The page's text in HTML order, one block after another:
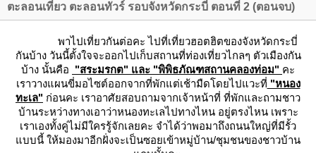
ตะลอนเที่ยว ตะลอนทัวร์ รอบจังหวัดกระบี่ ตอนที่ 2 (ตอนจบ)
พาไปเที่ยวกันต่อคะ ไปที่เที่ยวฮอตฮิตของจังหวัดกระบี่
กันบ้าง วันนี้ตั้งใจจะออกไปเก็บสถานที่ท่องเที่ยวไกลๆ ตัวเมืองกัน
บ้าง นั้นคือ "สระมรกต" และ "พิพิธภัณฑสถานคลองท่อม" คะ
เราวางแผนขี่มอไซต์ออกจากที่พักแต่เช้ามืดโดยไปแวะที่ "หนอง
ทะเล" ก่อนคะ เราอาศัยสอบถามจากเจ้าหน้าที่ ที่พักและถามชาว
บ้านระหว่างทางเอาว่าหนองทะเลไปทางไหน อยู่ตรงไหน เพราะ
เราเองทั้งคู่ไม่มีใครรู้จักเลยคะ จำได้ว่าพอมาถึงถนนใหญ่ที่มีรั้ว
บบนี้ ให้มองมาอีกฝั่งจะเป็นซอยเข้าหมู่บ้าน/ชุมชนของชาวบ้าน